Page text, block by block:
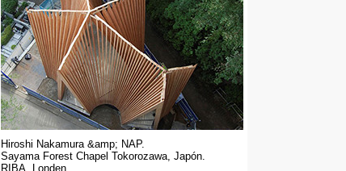
Hiroshi Nakamura &amp; NAP.
Sayama Forest Chapel Tokorozawa, Japón.
RIBA, Londen.